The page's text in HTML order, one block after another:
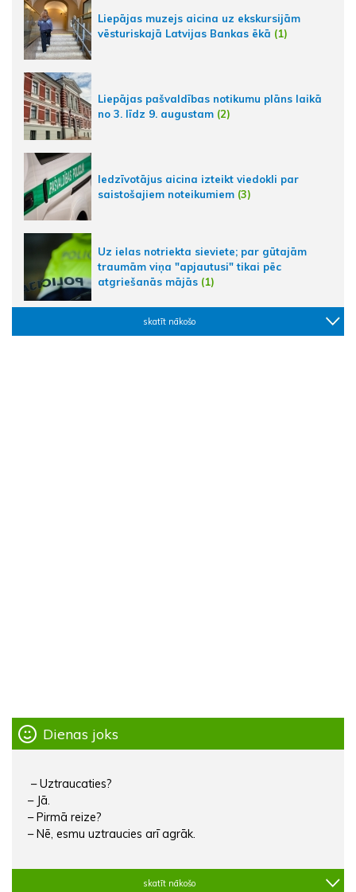
Liepājas muzejs aicina uz ekskursijām
vēsturiskajā Latvijas Bankas ēkā (1)
Liepājas pašvaldības notikumu plāns laikā
no 3. līdz 9. augustam (2)
Iedzīvotājus aicina izteikt viedokli par
saistošajiem noteikumiem (3)
Uz ielas notriekta sieviete; par gūtajām
traumām viņa "apjautusi" tikai pēc
atgriešanās mājās (1)
skatīt nākošo
Dienas joks
– Uztraucaties?
– Jā.
– Pirmā reize?
– Nē, esmu uztraucies arī agrāk.
skatīt nākošo